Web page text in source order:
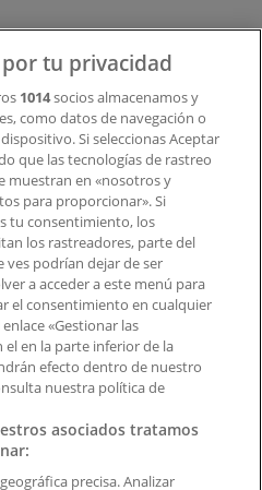
marketing
el mapa
en la web o en la
tu privacidad
1014socios almacenamos y
como datos de navegación o
Si seleccionas Aceptar
que las tecnologías de rastreo
muestran en «nosotros y
para proporcionar». Si
tu consentimiento, los
los rastreadores, parte del
podrían dejar de ser
a acceder a este menú para
el consentimiento en cualquier
«Gestionar las
el en la parte inferior de la
efecto dentro de nuestro
nuestra política de
asociados tratamos
precisa. Analizar